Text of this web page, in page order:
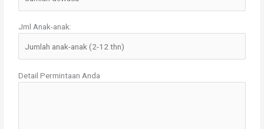
Jml Anak-anak:
Detail Permintaan Anda